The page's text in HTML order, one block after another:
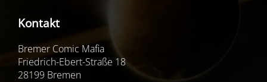
Kontakt
Bremer Comic Mafia
Friedrich-Ebert-Straße 18
28199 Bremen